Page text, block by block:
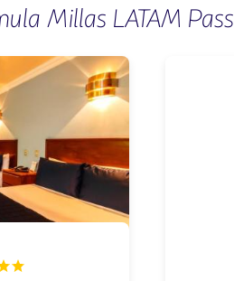
Millas LATAM Pass